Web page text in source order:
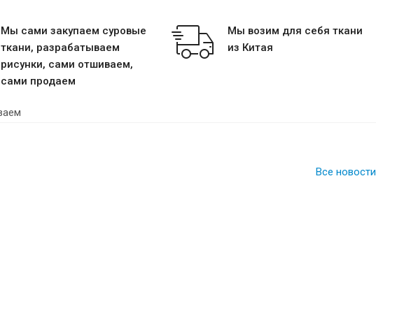
Мы сами закупаем суровые
ткани, разрабатываем
рисунки, сами отшиваем,
сами продаем
Мы возим для себя ткани
из Китая
Все новости